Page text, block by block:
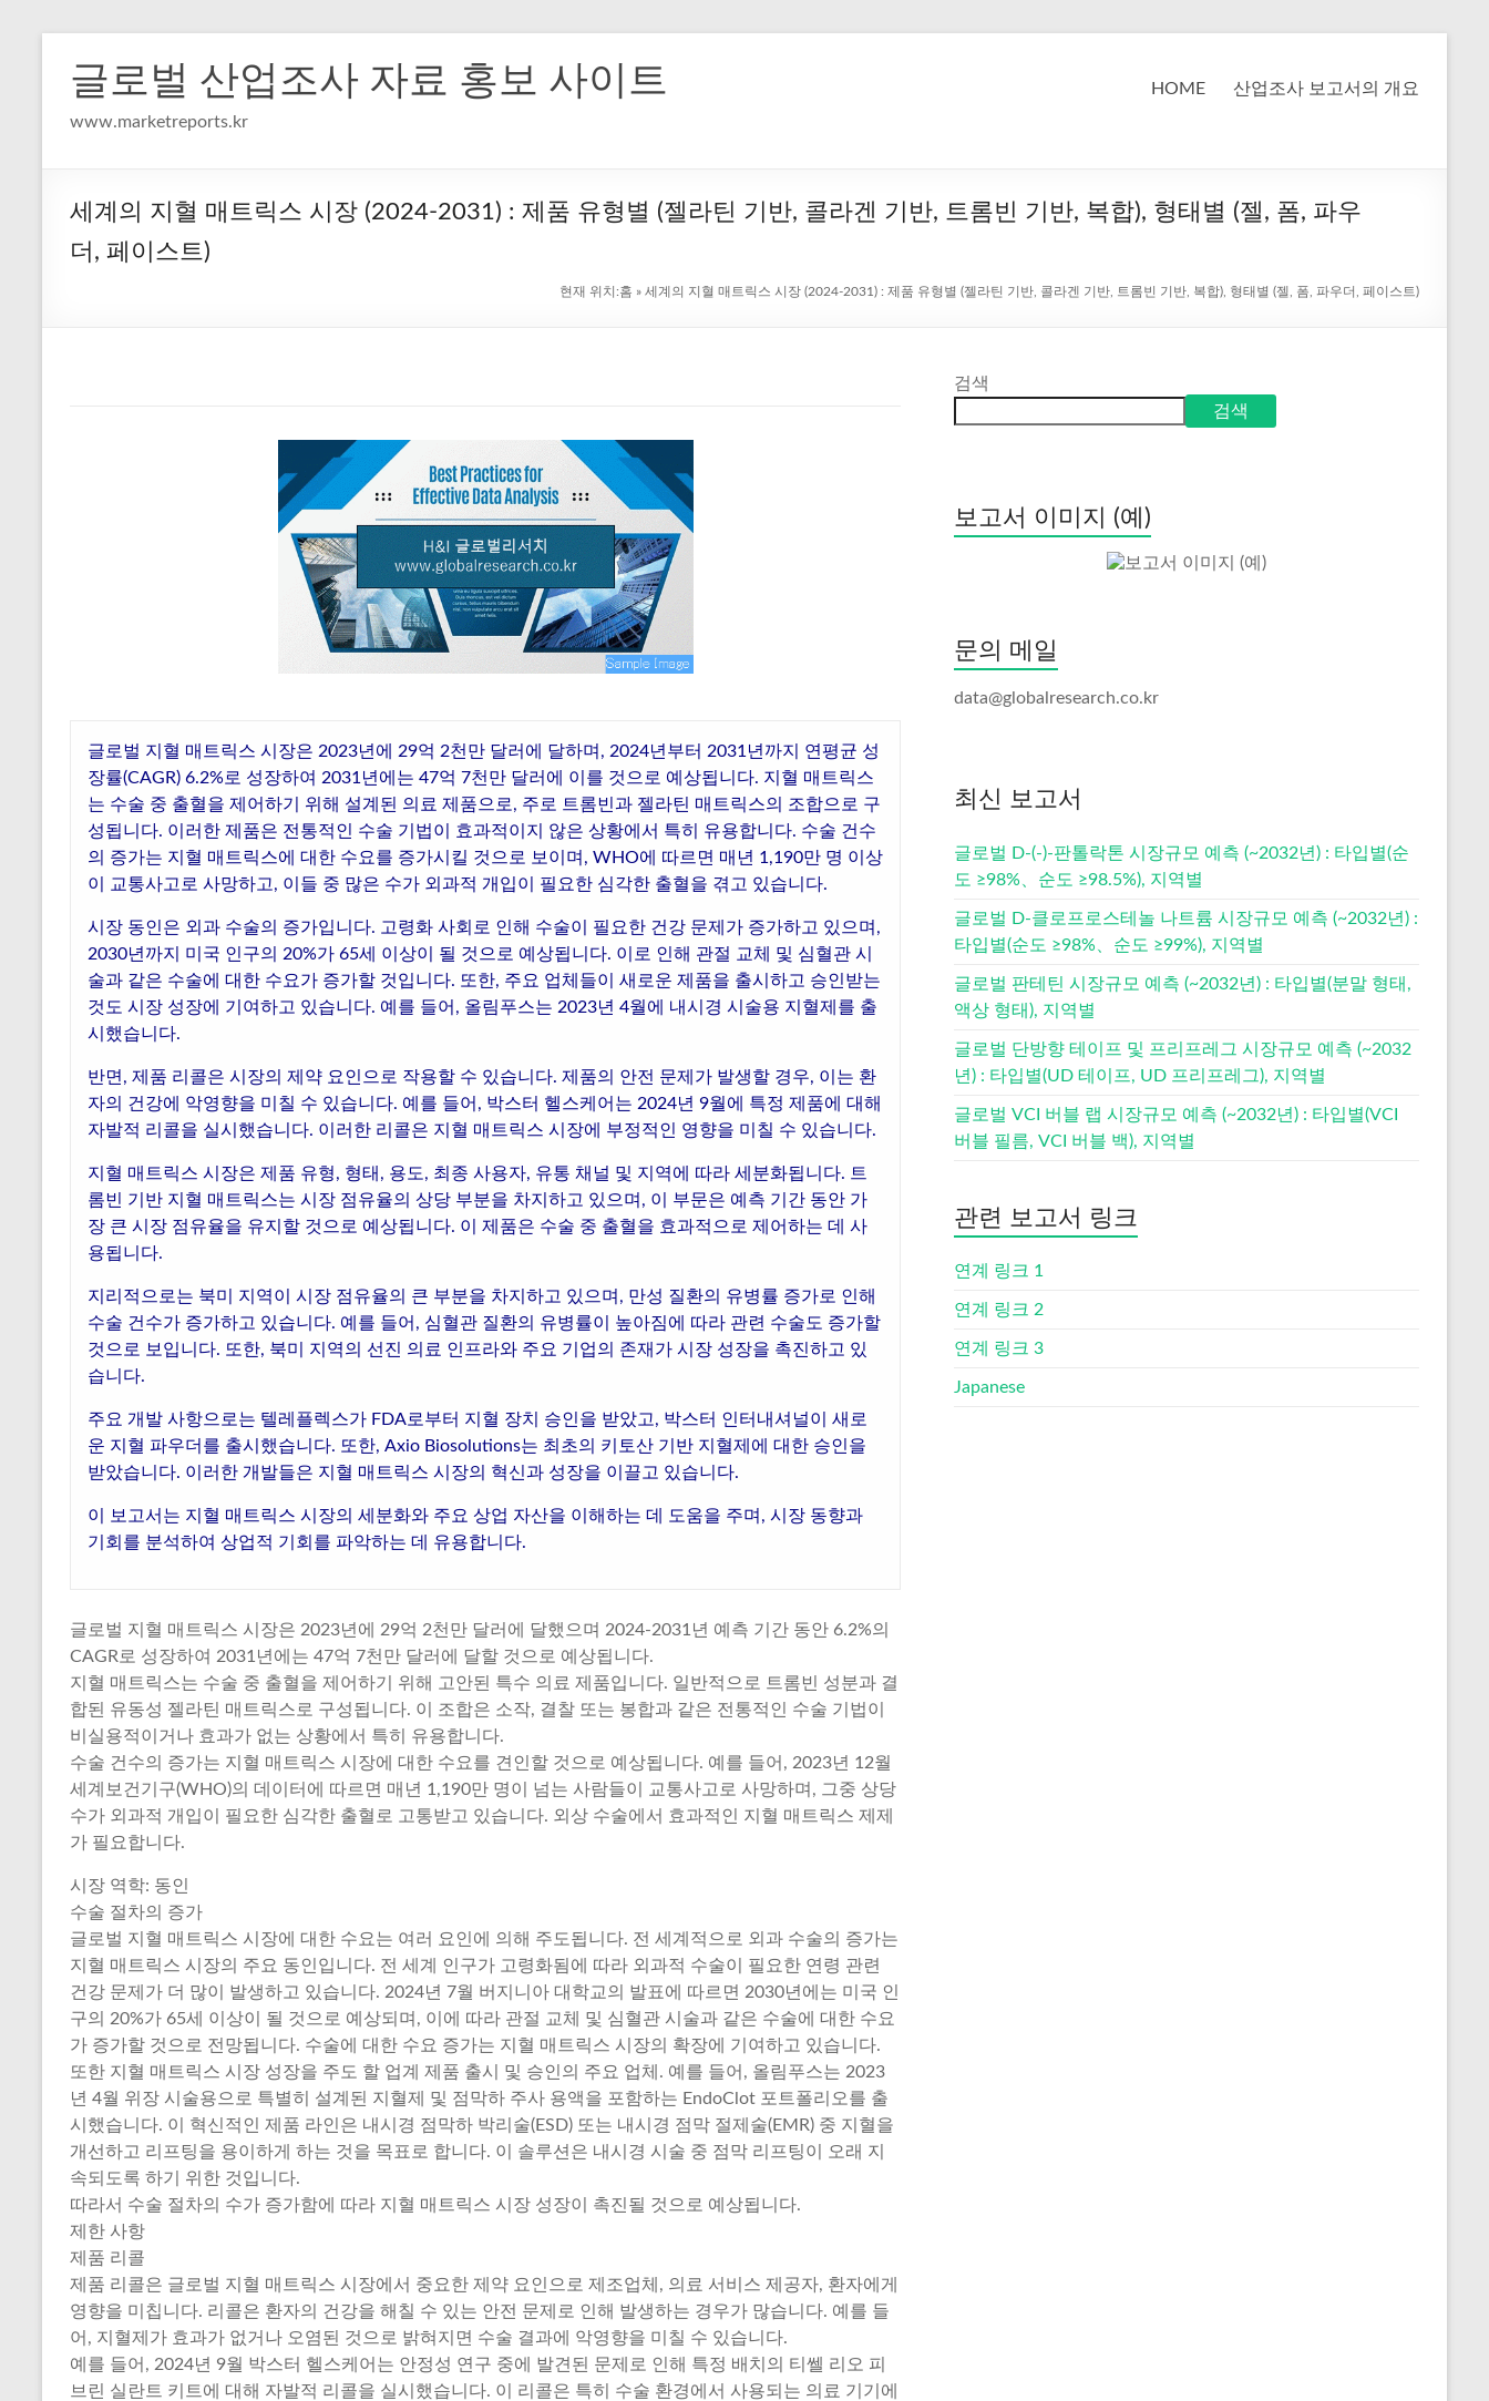
content
글로벌 산업조사 자료 홍보 사이트
www.marketreports.kr
HOME 산업조사 보고서의 개요
세계의 지혈 매트릭스 시장 (2024-2031) : 제품 유형별 (젤라틴 기반, 콜라겐 기반, 트롬빈 기반, 복합), 형태별 (젤, 폼, 파우
더, 페이스트)
현재 위치:홈 » 세계의 지혈 매트릭스 시장 (2024-2031) : 제품 유형별 (젤라틴 기반, 콜라겐 기반, 트롬빈 기반, 복합), 형태별 (젤, 폼, 파우더, 페이스트)
글로벌 지혈 매트릭스 시장은 2023년에 29억 2천만 달러에 달하며, 2024년부터 2031년까지 연평균 성
장률(CAGR) 6.2%로 성장하여 2031년에는 47억 7천만 달러에 이를 것으로 예상됩니다. 지혈 매트릭스
는 수술 중 출혈을 제어하기 위해 설계된 의료 제품으로, 주로 트롬빈과 젤라틴 매트릭스의 조합으로 구
성됩니다. 이러한 제품은 전통적인 수술 기법이 효과적이지 않은 상황에서 특히 유용합니다. 수술 건수
의 증가는 지혈 매트릭스에 대한 수요를 증가시킬 것으로 보이며, WHO에 따르면 매년 1,190만 명 이상
이 교통사고로 사망하고, 이들 중 많은 수가 외과적 개입이 필요한 심각한 출혈을 겪고 있습니다.
시장 동인은 외과 수술의 증가입니다. 고령화 사회로 인해 수술이 필요한 건강 문제가 증가하고 있으며,
2030년까지 미국 인구의 20%가 65세 이상이 될 것으로 예상됩니다. 이로 인해 관절 교체 및 심혈관 시
술과 같은 수술에 대한 수요가 증가할 것입니다. 또한, 주요 업체들이 새로운 제품을 출시하고 승인받는
것도 시장 성장에 기여하고 있습니다. 예를 들어, 올림푸스는 2023년 4월에 내시경 시술용 지혈제를 출
시했습니다.
반면, 제품 리콜은 시장의 제약 요인으로 작용할 수 있습니다. 제품의 안전 문제가 발생할 경우, 이는 환
자의 건강에 악영향을 미칠 수 있습니다. 예를 들어, 박스터 헬스케어는 2024년 9월에 특정 제품에 대해
자발적 리콜을 실시했습니다. 이러한 리콜은 지혈 매트릭스 시장에 부정적인 영향을 미칠 수 있습니다.
지혈 매트릭스 시장은 제품 유형, 형태, 용도, 최종 사용자, 유통 채널 및 지역에 따라 세분화됩니다. 트
롬빈 기반 지혈 매트릭스는 시장 점유율의 상당 부분을 차지하고 있으며, 이 부문은 예측 기간 동안 가
장 큰 시장 점유율을 유지할 것으로 예상됩니다. 이 제품은 수술 중 출혈을 효과적으로 제어하는 데 사
용됩니다.
지리적으로는 북미 지역이 시장 점유율의 큰 부분을 차지하고 있으며, 만성 질환의 유병률 증가로 인해
수술 건수가 증가하고 있습니다. 예를 들어, 심혈관 질환의 유병률이 높아짐에 따라 관련 수술도 증가할
것으로 보입니다. 또한, 북미 지역의 선진 의료 인프라와 주요 기업의 존재가 시장 성장을 촉진하고 있
습니다.
주요 개발 사항으로는 텔레플렉스가 FDA로부터 지혈 장치 승인을 받았고, 박스터 인터내셔널이 새로
운 지혈 파우더를 출시했습니다. 또한, Axio Biosolutions는 최초의 키토산 기반 지혈제에 대한 승인을
받았습니다. 이러한 개발들은 지혈 매트릭스 시장의 혁신과 성장을 이끌고 있습니다.
이 보고서는 지혈 매트릭스 시장의 세분화와 주요 상업 자산을 이해하는 데 도움을 주며, 시장 동향과
기회를 분석하여 상업적 기회를 파악하는 데 유용합니다.
글로벌 지혈 매트릭스 시장은 2023년에 29억 2천만 달러에 달했으며 2024-2031년 예측 기간 동안 6.2%의
CAGR로 성장하여 2031년에는 47억 7천만 달러에 달할 것으로 예상됩니다.
지혈 매트릭스는 수술 중 출혈을 제어하기 위해 고안된 특수 의료 제품입니다. 일반적으로 트롬빈 성분과 결
합된 유동성 젤라틴 매트릭스로 구성됩니다. 이 조합은 소작, 결찰 또는 봉합과 같은 전통적인 수술 기법이
비실용적이거나 효과가 없는 상황에서 특히 유용합니다.
수술 건수의 증가는 지혈 매트릭스 시장에 대한 수요를 견인할 것으로 예상됩니다. 예를 들어, 2023년 12월
세계보건기구(WHO)의 데이터에 따르면 매년 1,190만 명이 넘는 사람들이 교통사고로 사망하며, 그중 상당
수가 외과적 개입이 필요한 심각한 출혈로 고통받고 있습니다. 외상 수술에서 효과적인 지혈 매트릭스 제제
가 필요합니다.
시장 역학: 동인
수술 절차의 증가
글로벌 지혈 매트릭스 시장에 대한 수요는 여러 요인에 의해 주도됩니다. 전 세계적으로 외과 수술의 증가는
지혈 매트릭스 시장의 주요 동인입니다. 전 세계 인구가 고령화됨에 따라 외과적 수술이 필요한 연령 관련
건강 문제가 더 많이 발생하고 있습니다. 2024년 7월 버지니아 대학교의 발표에 따르면 2030년에는 미국 인
구의 20%가 65세 이상이 될 것으로 예상되며, 이에 따라 관절 교체 및 심혈관 시술과 같은 수술에 대한 수요
가 증가할 것으로 전망됩니다. 수술에 대한 수요 증가는 지혈 매트릭스 시장의 확장에 기여하고 있습니다.
또한 지혈 매트릭스 시장 성장을 주도 할 업계 제품 출시 및 승인의 주요 업체. 예를 들어, 올림푸스는 2023
년 4월 위장 시술용으로 특별히 설계된 지혈제 및 점막하 주사 용액을 포함하는 EndoClot 포트폴리오를 출
시했습니다. 이 혁신적인 제품 라인은 내시경 점막하 박리술(ESD) 또는 내시경 점막 절제술(EMR) 중 지혈을
개선하고 리프팅을 용이하게 하는 것을 목표로 합니다. 이 솔루션은 내시경 시술 중 점막 리프팅이 오래 지
속되도록 하기 위한 것입니다.
따라서 수술 절차의 수가 증가함에 따라 지혈 매트릭스 시장 성장이 촉진될 것으로 예상됩니다.
제한 사항
제품 리콜
제품 리콜은 글로벌 지혈 매트릭스 시장에서 중요한 제약 요인으로 제조업체, 의료 서비스 제공자, 환자에게
영향을 미칩니다. 리콜은 환자의 건강을 해칠 수 있는 안전 문제로 인해 발생하는 경우가 많습니다. 예를 들
어, 지혈제가 효과가 없거나 오염된 것으로 밝혀지면 수술 결과에 악영향을 미칠 수 있습니다.
예를 들어, 2024년 9월 박스터 헬스케어는 안정성 연구 중에 발견된 문제로 인해 특정 배치의 티쎌 리오 피
브린 실란트 키트에 대해 자발적 리콜을 실시했습니다. 이 리콜은 특히 수술 환경에서 사용되는 의료 기기에
검색
검색
보고서 이미지 (예)
문의 메일
data@globalresearch.co.kr
최신 보고서
글로벌 D-(-)-판톨락톤 시장규모 예측 (~2032년) : 타입별(순
도 ≥98%、순도 ≥98.5%), 지역별
글로벌 D-클로프로스테놀 나트륨 시장규모 예측 (~2032년) :
타입별(순도 ≥98%、순도 ≥99%), 지역별
글로벌 판테틴 시장규모 예측 (~2032년) : 타입별(분말 형태,
액상 형태), 지역별
글로벌 단방향 테이프 및 프리프레그 시장규모 예측 (~2032
년) : 타입별(UD 테이프, UD 프리프레그), 지역별
글로벌 VCI 버블 랩 시장규모 예측 (~2032년) : 타입별(VCI
버블 필름, VCI 버블 백), 지역별
관련 보고서 링크
연계 링크 1
연계 링크 2
연계 링크 3
Japanese